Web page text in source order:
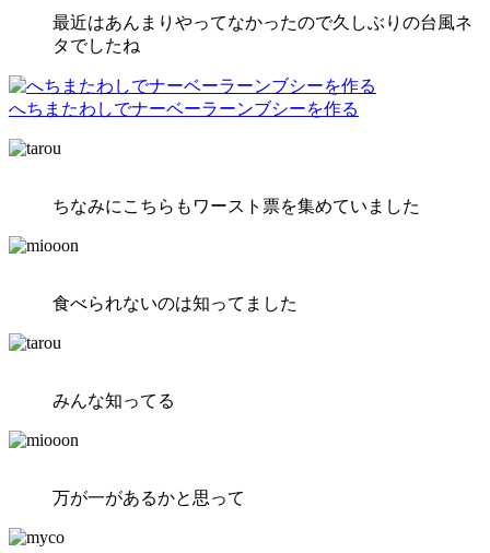
最近はあんまりやってなかったので久しぶりの台風ネ
タでしたね
へちまたわしでナーベーラーンブシーを作る
ちなみにこちらもワースト票を集めていました
食べられないのは知ってました
みんな知ってる
万が一があるかと思って